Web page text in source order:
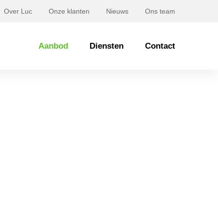
Over Luc Onze klanten Nieuws Ons team
Aanbod Diensten Contact